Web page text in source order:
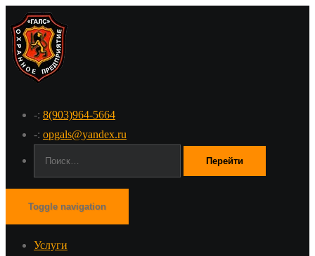
-: 8(903)964-5664
-: opgals@yandex.ru
Toggle navigation
Услуги